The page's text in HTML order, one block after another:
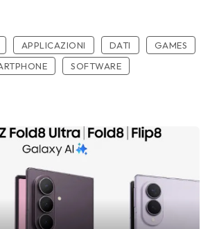
APPLICAZIONI DATI
GAMES
SOFTWARE